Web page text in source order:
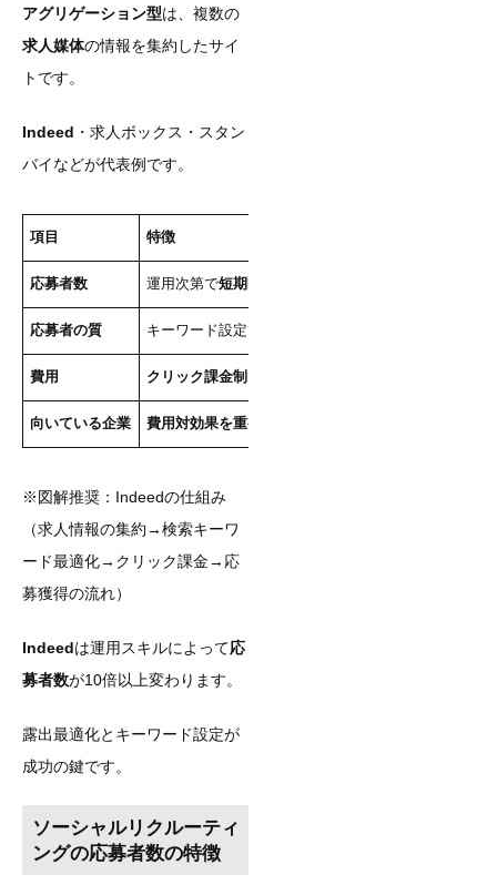
アグリゲーション型は、複数の
求人媒体の情報を集約したサイ
トです。
Indeed ・求人ボックス・スタン
バイなどが代表例です。
項目 特徴
応募者数 運用次第で短期間に大量の応募
応募者の質 キーワード設定で
費用 クリック課金制で予算管理しやすい（数万円〜）
向いている企業 費用対効果を重視
※図解推奨：Indeedの仕組み
（求人情報の集約→検索キーワ
ード最適化→クリック課金→応
募獲得の流れ）
Indeedは運用スキルによって応
募者数が10倍以上変わります。
露出最適化とキーワード設定が
成功の鍵です。
ソーシャルリクルーティ
ングの応募者数の特徴